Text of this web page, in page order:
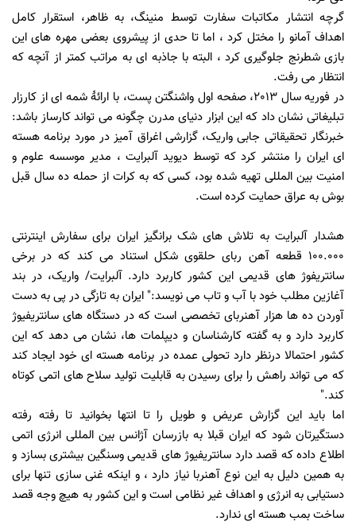
گرچه انتشار مکاتبات سفارت توسط منینگ، به ظاهر، استقرار کامل
اهداف آمانو را مختل کرد ، اما تا حدی از پیشروی بعضی مهره های این
بازی شطرنج جلوگیری کرد ، البته با جاذبه ای به مراتب کمتر از آنچه که
انتظار می رفت.
در فوریه سال 2013، صفحه اول واشنگتن پست، با ارائۀ شمه ای از کارزار
تبلیغاتی نشان داد که این ابزار دنیای مدرن چگونه می تواند کارساز باشد:
خبرنگار تحقیقاتی جابی واریک، گزارشی اغراق آمیز در مورد برنامه هسته
ای ایران را منتشر کرد که توسط دیوید آلبرایت ، مدیر موسسه علوم و
امنیت بین المللی تهیه شده بود، کسی که به کرات از حمله ده سال قبل
بوش به عراق حمایت کرده است.
هشدار آلبرایت به تلاش های شک برانگیز ایران برای سفارش اینترنتی
100.000 قطعه آهن ربای حلقوی شکل استناد می کند که در برخی
سانتریفوژ های قدیمی این کشور کاربرد دارد. آلبرایت/ واریک، در بند
آغازین مطلب خود با آب و تاب می نویسد:" ایران به تازگی در پی به دست
آوردن ده ها هزار آهنربای تخصصی است که در دستگاه های سانتریفیوژ
کاربرد دارد و به گفته کارشناسان و دیپلمات ها، نشان می دهد که این
کشور احتمالا درنظر دارد تحولی عمده در برنامه هسته ای خود ایجاد کند
که می تواند راهش را برای رسیدن به قابلیت تولید سلاح های اتمی کوتاه
کند."
اما باید این گزارش عریض و طویل را تا انتها بخوانید تا رفته رفته
دستگیرتان شود که ایران قبلا به بازرسان آژانس بین المللی انرژی اتمی
اطلاع داده که قصد دارد سانتریفیوژ های قدیمی وسنگین بیشتری بسازد و
به همین دلیل به این نوع آهنربا نیاز دارد ، و اینکه غنی سازی تنها برای
دستیابی به انرژی و اهداف غیر نظامی است و این کشور به هیچ وجه قصد
ساخت بمب هسته ای ندارد.